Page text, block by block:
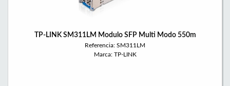
TP-LINK SM311LM Modulo SFP Multi Modo 550m
Referencia: SM311LM
Marca: TP-LINK